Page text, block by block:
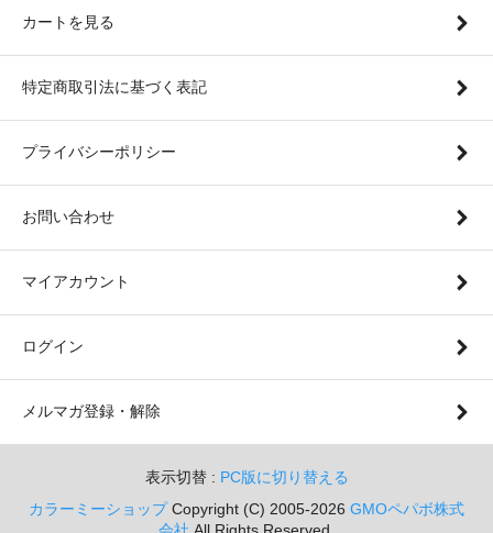
カートを見る
特定商取引法に基づく表記
プライバシーポリシー
お問い合わせ
マイアカウント
ログイン
メルマガ登録・解除
表示切替 : PC版に切り替える
カラーミーショップCopyright (C) 2005-2026 GMOペパボ株式